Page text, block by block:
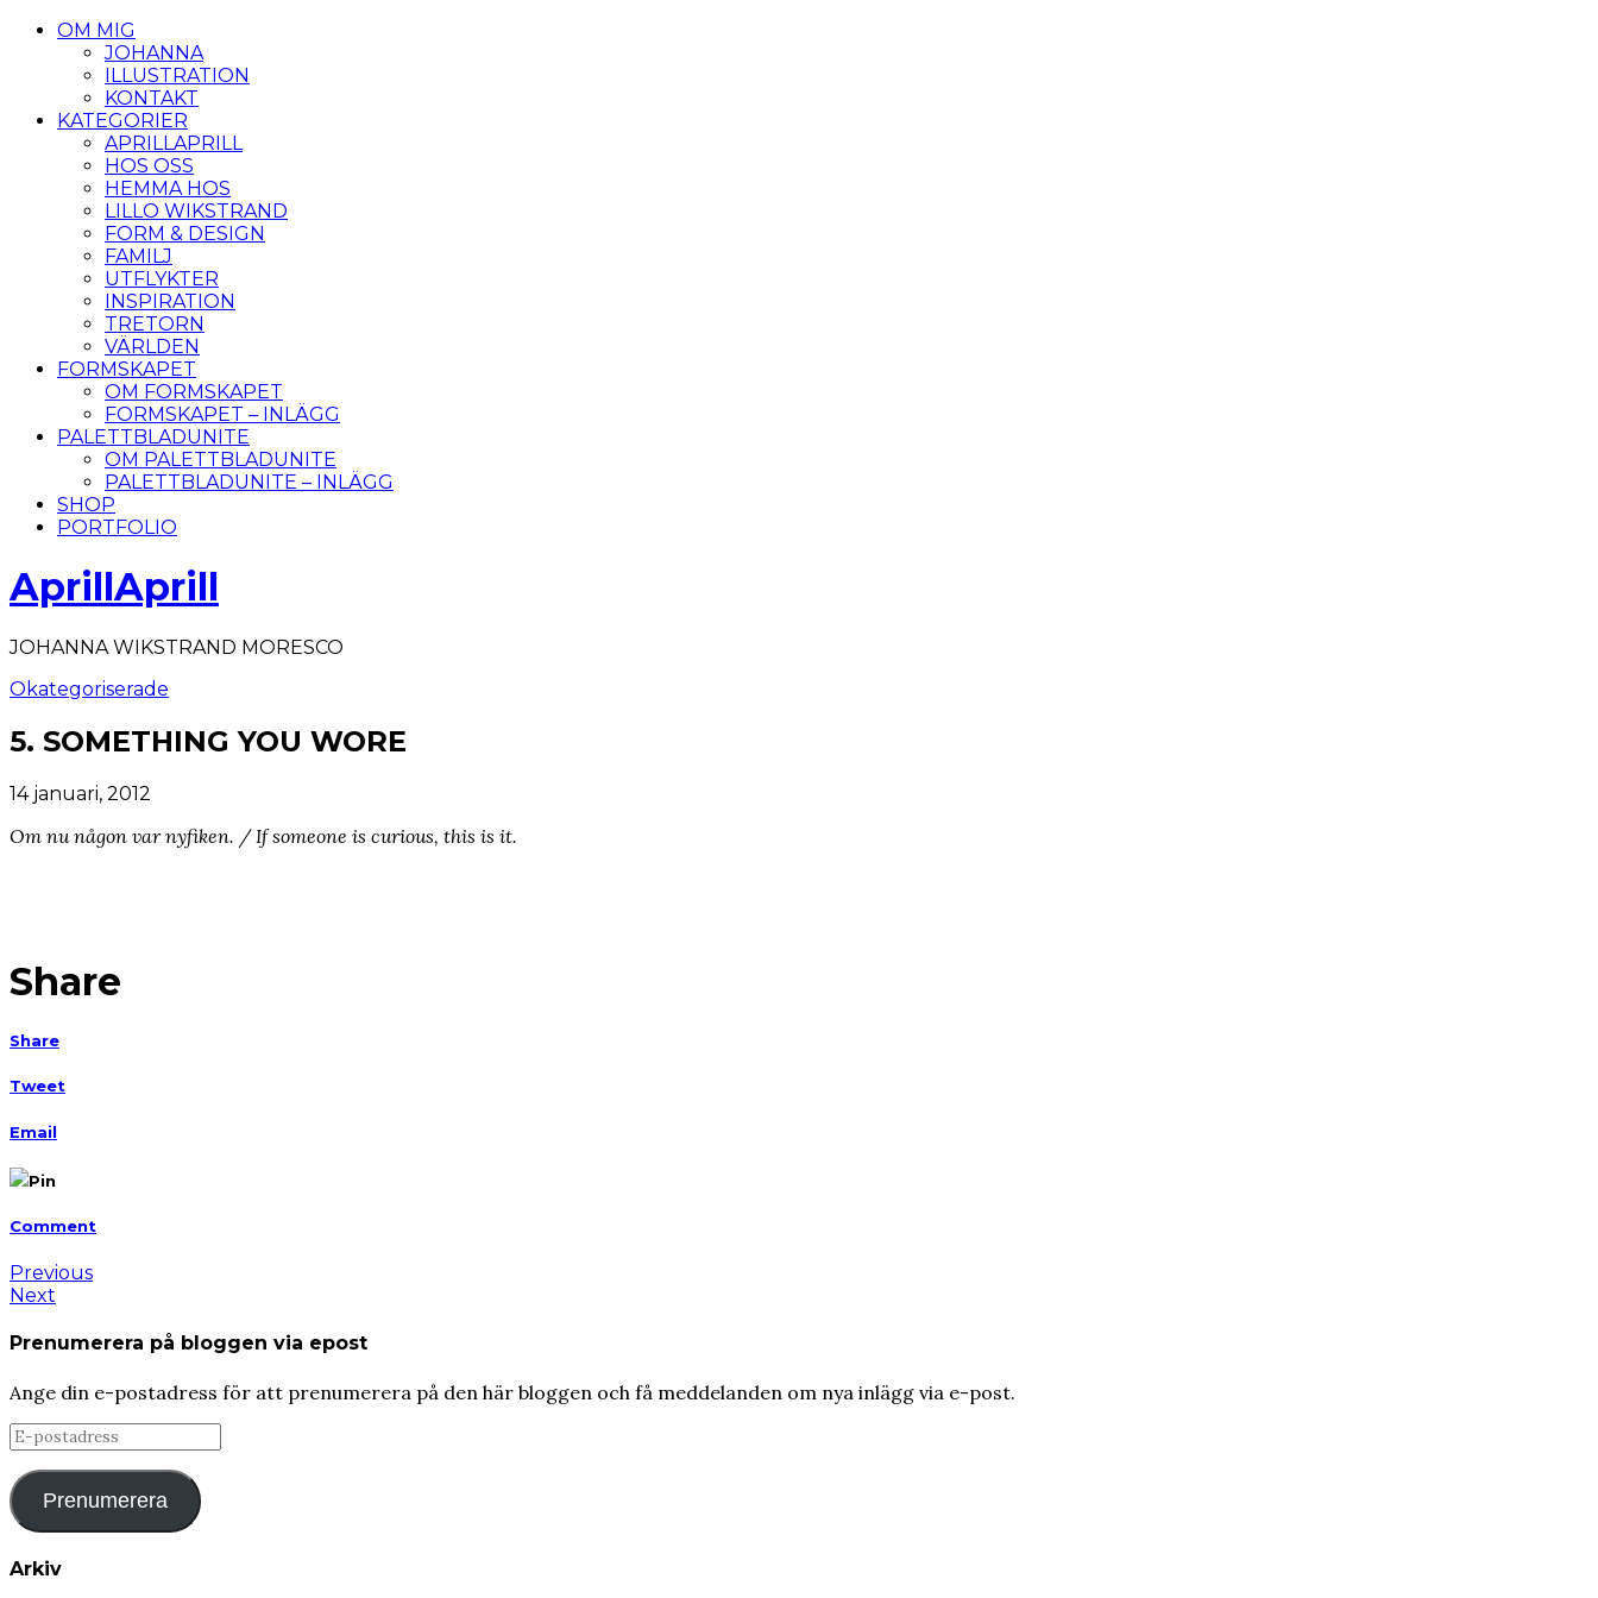
OM MIG
JOHANNA
ILLUSTRATION
KONTAKT
KATEGORIER
APRILLAPRILL
HOS OSS
HEMMA HOS
LILLO WIKSTRAND
FORM & DESIGN
FAMILJ
UTFLYKTER
INSPIRATION
TRETORN
VÄRLDEN
FORMSKAPET
OM FORMSKAPET
FORMSKAPET – INLÄGG
PALETTBLADUNITE
OM PALETTBLADUNITE
PALETTBLADUNITE – INLÄGG
SHOP
PORTFOLIO
AprillAprill
JOHANNA WIKSTRAND MORESCO
Okategoriserade
5. SOMETHING YOU WORE
14 januari, 2012
Om nu någon var nyfiken. / If someone is curious, this is it.
Share
Share
Tweet
Email
Pin
Comment
Previous
Next
Prenumerera på bloggen via epost
Ange din e-postadress för att prenumerera på den här bloggen och få meddelanden om nya inlägg via e-post.
E-
postadress
Prenumerera
Arkiv